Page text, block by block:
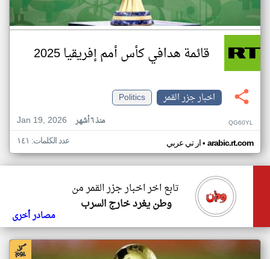
قائمة هدافي كأس أمم إفريقيا 2025
اخبار جزر القمر
Politics
Jan 19, 2026
منذ ٦ أشهر QG60YL
ار تي عربي• arabic.rt.com عدد الكلمات: ١٤١
تابع اخر اخبار جزر القمر من
وطن يغرد خارج السرب
مصادر أخرى